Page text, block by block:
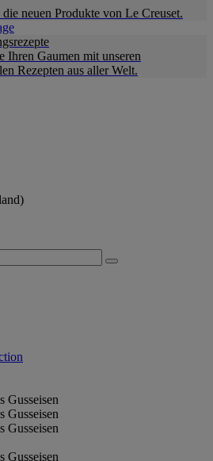
neuen Produkte von Le Creuset.
Ihren Gaumen mit unseren
Rezepten aus aller Welt.